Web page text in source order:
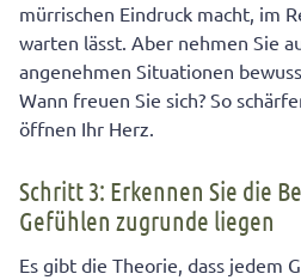
mürrischen Eindruck macht, im
warten lässt. Aber nehmen Sie
angenehmen Situationen
Wann freuen Sie sich? So
öffnen Ihr Herz.
Schritt 3: Erkennen Sie die
Gefühlen zugrunde liegen
Es gibt die Theorie, dass jedem